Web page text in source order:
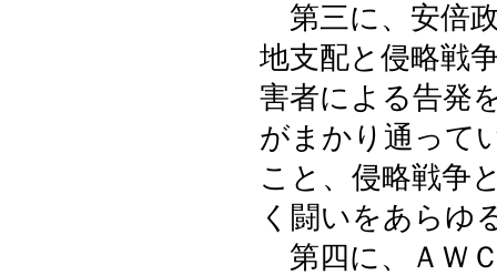
第三に、安倍
地支配と侵略戦
害者による告発
がまかり通って
こと、侵略戦争
く闘いをあらゆ
第四に、ＡＷ